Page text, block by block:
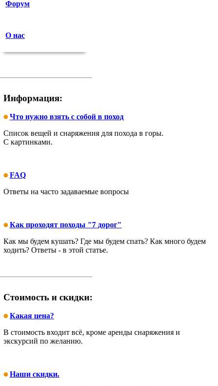
Форум
О нас
Информация:
Что нужно взять с собой в поход
Список вещей и снаряжения для похода в горы.
С картинками.
FAQ
Ответы на часто задаваемые вопросы
Как проходят походы "7 дорог"
Как мы будем кушать? Где мы будем спать? Как много будем
ходить? Ответы - в этой статье.
Стоимость и скидки:
Какая цена?
В стоимость входит всё, кроме аренды снаряжения и
экскурсий по желанию.
Наши скидки.